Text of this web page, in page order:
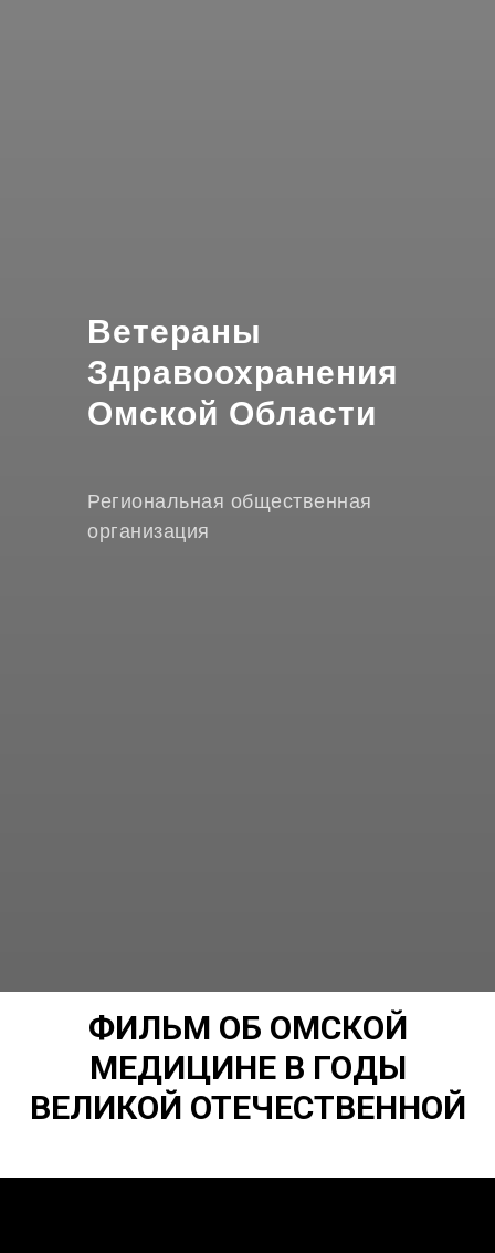
Ветераны
Здравоохранения
Омской Области
Региональная общественная
организация
ФИЛЬМ ОБ ОМСКОЙ
МЕДИЦИНЕ В ГОДЫ
ВЕЛИКОЙ ОТЕЧЕСТВЕННОЙ